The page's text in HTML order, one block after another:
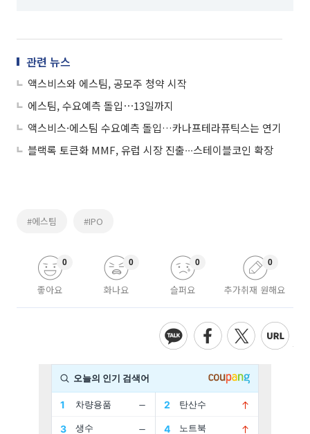
관련 뉴스
액스비스와 에스팀, 공모주 청약 시작
에스팀, 수요예측 돌입⋯13일까지
액스비스·에스팀 수요예측 돌입…카나프테라퓨틱스는 연기
블랙록 토큰화 MMF, 유럽 시장 진출∙∙∙스테이블코인 확장
#에스팀 #IPO
좋아요
0
화나요
0
슬퍼요
0
추가취재 원해요
0